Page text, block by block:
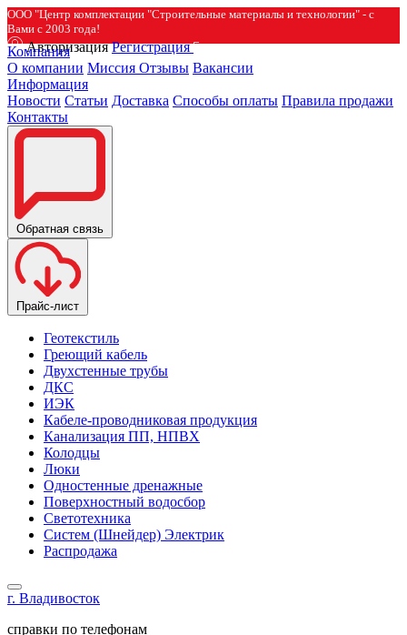
ООО "Центр комплектации "Строительные материалы и технологии" - с
Вами с 2003 года!
Авторизация Регистрация
Компания
О компании Миссия Отзывы Вакансии
Информация
Новости Статьи Доставка Способы оплаты Правила продажи
Контакты
Обратная связь
Прайс-лист
Геотекстиль
Греющий кабель
Двухстенные трубы
ДКС
ИЭК
Кабеле-проводниковая продукция
Канализация ПП, НПВХ
Колодцы
Люки
Одностенные дренажные
Поверхностный водосбор
Светотехника
Систем (Шнейдер) Электрик
Распродажа
г. Владивосток
справки по телефонам